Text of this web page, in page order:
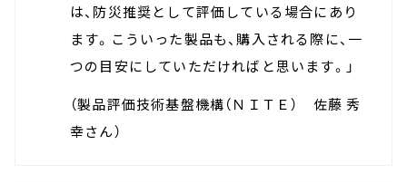
は、防災推奨として評価している場合にあり
ます。こういった製品も、購入される際に、一
つの目安にしていただければと思います。」
（製品評価技術基盤機構（ＮＩＴＥ） 佐藤 秀
幸さん）